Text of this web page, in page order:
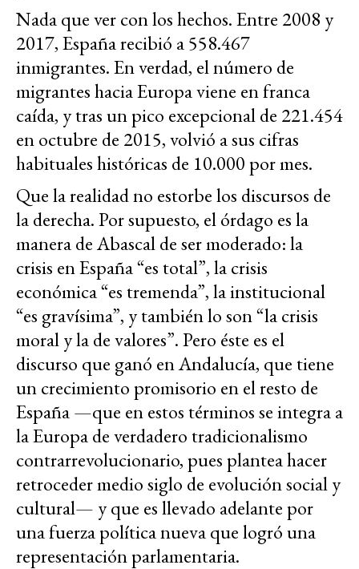
Nada que ver con los hechos. Entre 2008 y
2017, España recibió a 558.467
inmigrantes. En verdad, el número de
migrantes hacia Europa viene en franca
caída, y tras un pico excepcional de 221.454
en octubre de 2015, volvió a sus cifras
habituales históricas de 10.000 por mes.
Que la realidad no estorbe los discursos de
la derecha. Por supuesto, el órdago es la
manera de Abascal de ser moderado: la
crisis en España “es total”, la crisis
económica “es tremenda”, la institucional
“es gravísima”, y también lo son “la crisis
moral y la de valores”. Pero éste es el
discurso que ganó en Andalucía, que tiene
un crecimiento promisorio en el resto de
España —que en estos términos se integra a
la Europa de verdadero tradicionalismo
contrarrevolucionario, pues plantea hacer
retroceder medio siglo de evolución social y
cultural— y que es llevado adelante por
una fuerza política nueva que logró una
representación parlamentaria.